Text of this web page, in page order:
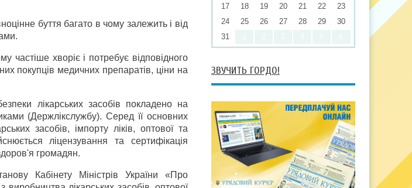
буття багато в чому залежить і від
частіше хворіє і потребує відповідного
покупців медичних препаратів, ціни на
лікарських засобів покладено на
(Держлікслужбу). Серед її основних
засобів, імпорту ліків, оптової та
ліцензування та сертифікація
громадян.
Кабінету Міністрів України «Про
17
18 19 20 21 22
23
24
25 26 27 28 29
30
31
ЗВУЧИТЬ ГОРДО!